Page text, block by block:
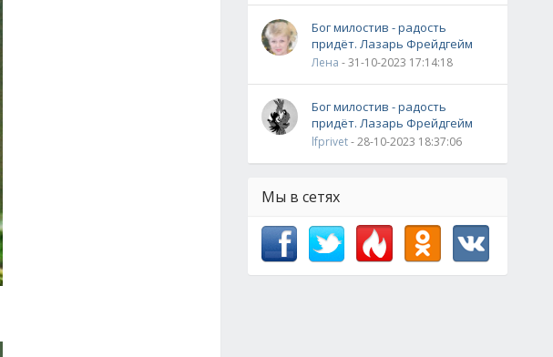
Бог милостив - радость
придёт. Лазарь Фрейдгейм
Лена - 31-10-2023 17:14:18
Бог милостив - радость
придёт. Лазарь Фрейдгейм
lfprivet- 28-10-2023 18:37:06
Мы в сетях